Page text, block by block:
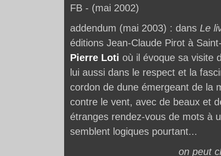
FB - (mai 2002)
addendum (mai 2003) : dans Le
éditions Jean-Claude Pirot à
Pierre Loti où il évoque sa visite
lui aussi dans le respect et la
cordon de dune émergeant de la
contre le vent, avec de beaux et
étranges rendez-vous de mots à
semblent logiques pourtant...
on peut